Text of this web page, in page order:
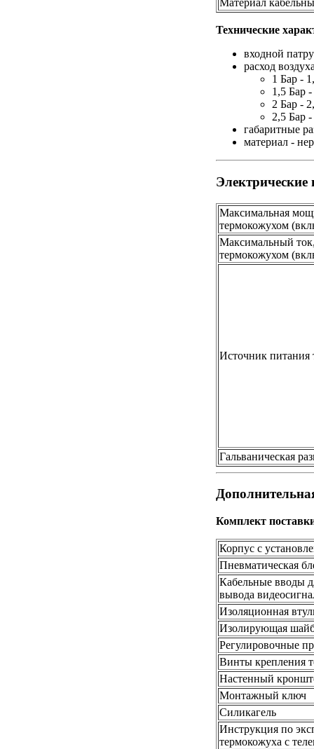
Материал
Технические
входной
расход
1 Бар -
1,5 Бар
2 Бар -
2,5 Бар
габаритные
материал -
Максимальная
термокожухом
Максимальный
термокожухом
Источник питания
Гальваническая
Комплект
Корпус с
Пневматическая
Кабельные вводы
вывода
Изоляционная
Изолирующая
Регулировочные
Винты крепления
Настенный
Монтажный ключ
Силикагель
Инструкция по
термокожуха с